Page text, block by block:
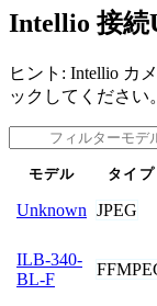
Intellio 接続
ヒント: Intellio カ
ックしてください。
モデル タイプ
Unknown JPEG
ILB-340-
BL-F